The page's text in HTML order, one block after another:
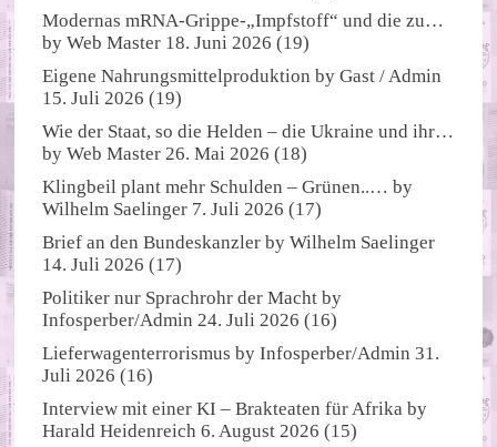
Modernas mRNA-Grippe-„Impfstoff“ und die zu…
byWeb Master 18. Juni 2026 (19)
Eigene Nahrungsmittelproduktion byGast / Admin
15. Juli 2026 (19)
Wie der Staat, so die Helden – die Ukraine und ihr…
byWeb Master 26. Mai 2026 (18)
Klingbeil plant mehr Schulden – Grünen..… by
Wilhelm Saelinger 7. Juli 2026 (17)
Brief an den Bundeskanzler byWilhelm Saelinger
14. Juli 2026 (17)
Politiker nur Sprachrohr der Macht by
Infosperber/Admin 24. Juli 2026 (16)
Lieferwagenterrorismus byInfosperber/Admin 31.
Juli 2026 (16)
Interview mit einer KI – Brakteaten für Afrika by
Harald Heidenreich 6. August 2026 (15)